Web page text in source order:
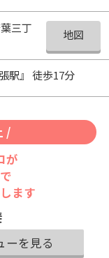
三丁
地図
駅』 徒歩17分
/
が
ます
ーを見る